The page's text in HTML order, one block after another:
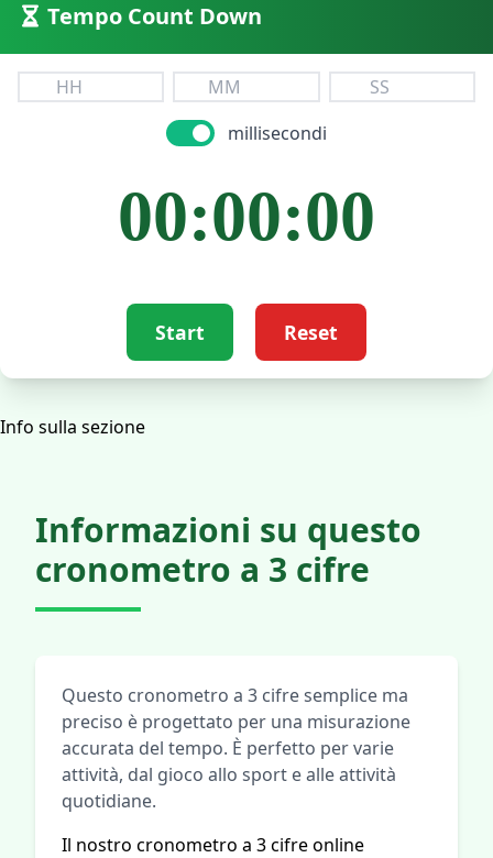
Tempo Count Down
millisecondi
00:00:00
Start Reset
Info sulla sezione
Informazioni su questo
cronometro a 3 cifre
Questo cronometro a 3 cifre semplice ma
preciso è progettato per una misurazione
accurata del tempo. È perfetto per varie
attività, dal gioco allo sport e alle attività
quotidiane.
Il nostro cronometro a 3 cifre online